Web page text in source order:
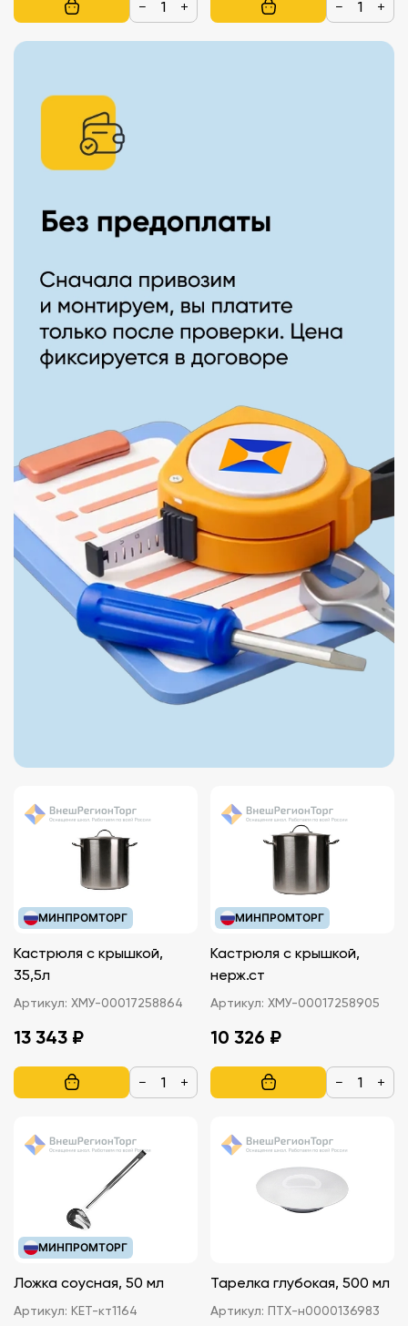
− + − +
МИНПРОМТОРГ
Кастрюля с крышкой,
35,5л
Артикул: ХМУ-00017258864
13 343 ₽
− +
МИНПРОМТОРГ
Кастрюля с крышкой,
нерж.ст
Артикул: ХМУ-00017258905
10 326 ₽
− +
МИНПРОМТОРГ
Ложка соусная, 50 мл
Артикул: КЕТ-кт1164
Тарелка глубокая, 500 мл
Артикул: ПТХ-н0000136983